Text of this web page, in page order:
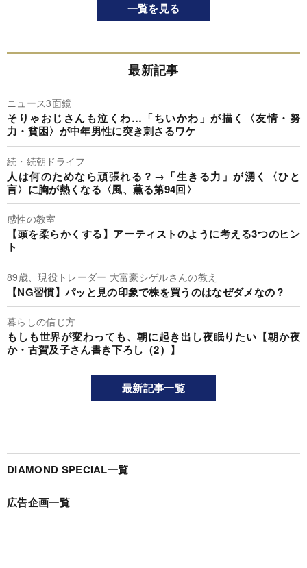
一覧を見る
最新記事
ニュース3面鏡
そりゃおじさんも泣くわ…「ちいかわ」が描く〈友情・努
力・貧困〉が中年男性に突き刺さるワケ
続・続朝ドライフ
人は何のためなら頑張れる？→「生きる力」が湧く〈ひと
言〉に胸が熱くなる〈風、薫る第94回〉
感性の教室
【頭を柔らかくする】アーティストのように考える3つのヒン
ト
89歳、現役トレーダー 大富豪シゲルさんの教え
【NG習慣】パッと見の印象で株を買うのはなぜダメなの？
暮らしの信じ方
もしも世界が変わっても、朝に起き出し夜眠りたい【朝か夜
か・古賀及子さん書き下ろし（2）】
最新記事一覧
DIAMOND SPECIAL一覧
広告企画一覧